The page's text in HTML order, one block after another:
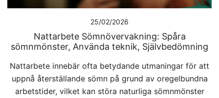
25/02/2026
Nattarbete Sömnövervakning: Spåra
sömnmönster, Använda teknik, Självbedömning
Nattarbete innebär ofta betydande utmaningar för att
uppnå återställande sömn på grund av oregelbundna
arbetstider, vilket kan störa naturliga sömnmönster